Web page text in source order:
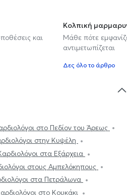
και
Κολπική
Μάθε πότε
αντιμετωπίζεται
Δες όλο το άρθρο
στο Πεδίον του Άρεως
στην Κυψέλη
στα Εξάρχεια
στους Αμπελόκηπους
στα Πετράλωνα
στο Κουκάκι